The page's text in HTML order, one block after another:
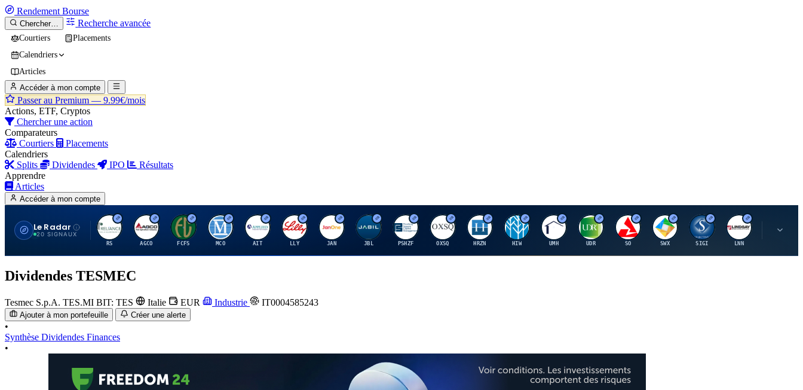
Rendement Bourse
Chercher… Recherche avancée
Courtiers
Placements
Calendriers
Articles
Accéder à mon compte
Passer au Premium — 9.99€/mois
Actions, ETF, Cryptos
Chercher une action
Comparateurs
Courtiers
Placements
Calendriers
Splits
Dividendes IPO
Résultats
Apprendre
Articles
Accéder à mon compte
Le Radar
20 SIGNAUX
R
RS
A
AGCO
F
FCFS
M
MCO
A
AIT
E
LLY
J
JAN
J
JBL
P
PSHZF
O
OXSQ
H
HRZN
H
HIW
U
UMH
U
UDR
S
SO
S
SWX
S
SIGI
L
LNN
R
Dividendes TESMEC
Tesmec S.p.A. TES.MI BIT: TES Italie EUR Industrie IT0004585243
Ajouter à mon portefeuille Créer une alerte
•
Synthèse Dividendes Finances
•